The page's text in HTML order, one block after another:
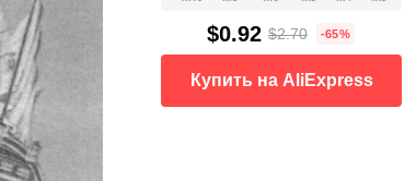
$0.92 $2.70 -65%
Купить на AliExpress